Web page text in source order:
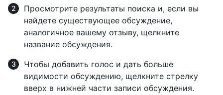
Просмотрите результаты поиска и, если вы
найдете существующее обсуждение,
аналогичное вашему отзыву, щелкните
название обсуждения.
Чтобы добавить голос и дать больше
видимости обсуждению, щелкните стрелку
вверх в нижней части записи обсуждения.